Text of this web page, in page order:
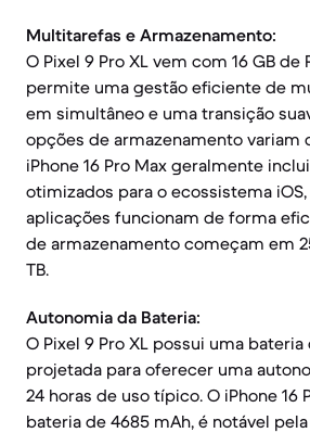
Multitarefas e Armazenamento:
O Pixel 9 Pro XL vem com 16 GB de
permite uma gestão eficiente de
em simultâneo e uma transição
opções de armazenamento variam
iPhone 16 Pro Max geralmente
otimizados para o ecossistema
aplicações funcionam de forma
de armazenamento começam em
TB.
Autonomia da Bateria:
O Pixel 9 Pro XL possui uma
projetada para oferecer uma
24 horas de uso típico. O iPhone 16
bateria de 4685 mAh, é notável